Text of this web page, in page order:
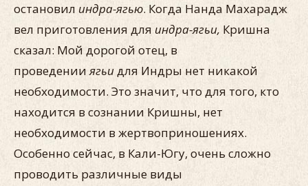
остановил индра-ягью. Когда Нанда Махарадж
вел приготовления для индра-ягьи, Кришна
сказал: Мой дорогой отец, в
проведенииягьидля Индры нет никакой
необходимости. Это значит, что для того, кто
находится в сознании Кришны, нет
необходимости в жертвоприношениях.
Особенно сейчас, в Кали-Югу, очень сложно
проводить различные виды